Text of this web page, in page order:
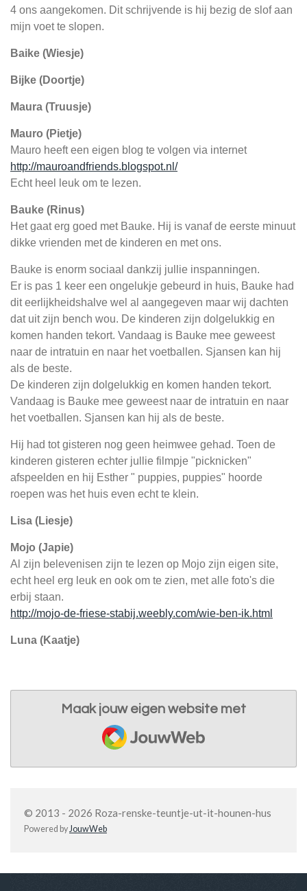
4 ons aangekomen. Dit schrijvende is hij bezig de slof aan
mijn voet te slopen.
Baike (Wiesje)
Bijke (Doortje)
Maura (Truusje)
Mauro (Pietje)
Mauro heeft een eigen blog te volgen via internet
http://mauroandfriends.blogspot.nl/
Echt heel leuk om te lezen.
Bauke (Rinus)
Het gaat erg goed met Bauke. Hij is vanaf de eerste minuut
dikke vrienden met de kinderen en met ons.
Bauke is enorm sociaal dankzij jullie inspanningen.
Er is pas 1 keer een ongelukje gebeurd in huis, Bauke had
dit eerlijkheidshalve wel al aangegeven maar wij dachten
dat uit zijn bench wou. De kinderen zijn dolgelukkig en
komen handen tekort. Vandaag is Bauke mee geweest
naar de intratuin en naar het voetballen. Sjansen kan hij
als de beste.
De kinderen zijn dolgelukkig en komen handen tekort.
Vandaag is Bauke mee geweest naar de intratuin en naar
het voetballen. Sjansen kan hij als de beste.
Hij had tot gisteren nog geen heimwee gehad. Toen de
kinderen gisteren echter jullie filmpje "picknicken"
afspeelden en hij Esther " puppies, puppies" hoorde
roepen was het huis even echt te klein.
Lisa (Liesje)
Mojo (Japie)
Al zijn belevenisen zijn te lezen op Mojo zijn eigen site,
echt heel erg leuk en ook om te zien, met alle foto's die
erbij staan.
http://mojo-de-friese-stabij.weebly.com/wie-ben-ik.html
Luna (Kaatje)
Maak jouw eigen website met
JouwWeb
© 2013 - 2026 Roza-renske-teuntje-ut-it-hounen-hus
Powered byJouwWeb